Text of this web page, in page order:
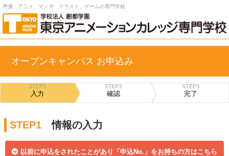
声優、アニメ、マンガ、イラスト、ゲームの専門学校
オープンキャンパス お申込み
STEP1
入力
STEP2
確認
STEP3
完了
STEP1 情報の入力
以前に申込をされたことがあり「申込No.」をお持ちの方はこちら